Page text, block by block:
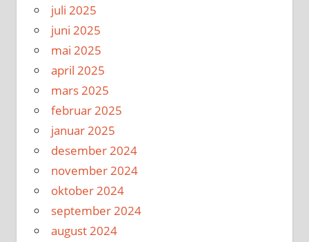
juli 2025
juni 2025
mai 2025
april 2025
mars 2025
februar 2025
januar 2025
desember 2024
november 2024
oktober 2024
september 2024
august 2024